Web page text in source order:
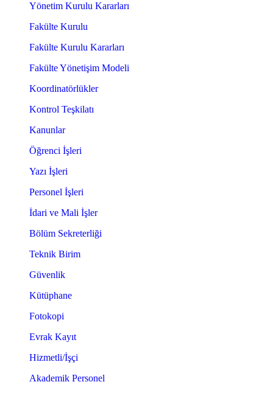
Yönetim Kurulu Kararları
Fakülte Kurulu
Fakülte Kurulu Kararları
Fakülte Yönetişim Modeli
Koordinatörlükler
Kontrol Teşkilatı
Kanunlar
Öğrenci İşleri
Yazı İşleri
Personel İşleri
İdari ve Mali İşler
Bölüm Sekreterliği
Teknik Birim
Güvenlik
Kütüphane
Fotokopi
Evrak Kayıt
Hizmetli/İşçi
Akademik Personel